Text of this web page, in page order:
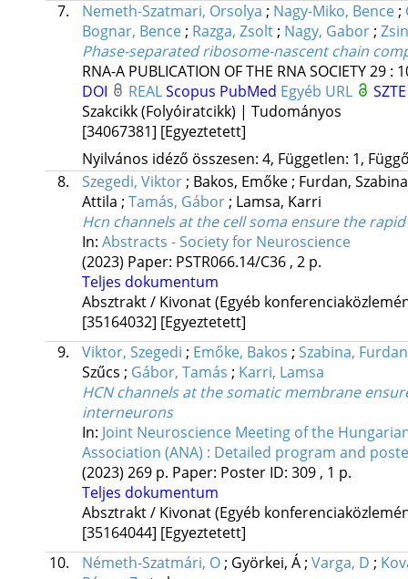
7.
Nemeth-Szatmari, Orsolya ; Nagy-Miko, Bence;
Bognar, Bence; Razga, Zsolt; Nagy, Gabor;
Phase-separated ribosome-nascent chain
RNA-A PUBLICATION OF THE RNA SOCIETY29:
DOI
REALScopus PubMed Egyéb URL
Szakcikk (Folyóiratcikk) | Tudományos
[34067381] [Egyeztetett]
Nyilvános idéző összesen: 4, Független: 1,
8.
Szegedi, Viktor; Bakos, Emőke; Furdan,
Attila ; Tamás, Gábor; Lamsa, Karri
Hcn channels at the cell soma ensure the
In: Abstracts - Society for Neuroscience
(2023) Paper: PSTR066.14/C36 , 2 p.
Teljes dokumentum
Absztrakt / Kivonat (Egyéb
[35164032] [Egyeztetett]
9.
Viktor, Szegedi ; Emőke, Bakos ; Szabina, Furdan
Szűcs ; Gábor, Tamás ; Karri, Lamsa
HCN channels at the somatic membrane
interneurons
In: Joint Neuroscience Meeting of the
Association (ANA) : Detailed program and
(2023) 269 p. Paper: Poster ID: 309 , 1 p.
Teljes dokumentum
Absztrakt / Kivonat (Egyéb
[35164044] [Egyeztetett]
10.
Németh-Szatmári, O; Györkei, Á; Varga, D ;